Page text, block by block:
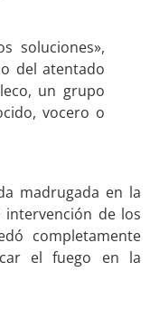
soluciones»,
del atentado
un grupo
vocero o
madrugada en la
intervención de los
completamente
el fuego en la